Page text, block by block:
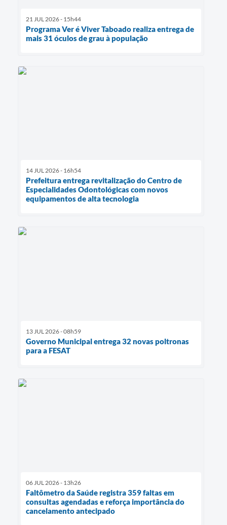
21 JUL 2026 - 15h44
Programa Ver é Viver Taboado realiza entrega de
mais 31 óculos de grau à população
14 JUL 2026 - 16h54
Prefeitura entrega revitalização do Centro de
Especialidades Odontológicas com novos
equipamentos de alta tecnologia
13 JUL 2026 - 08h59
Governo Municipal entrega 32 novas poltronas
para a FESAT
06 JUL 2026 - 13h26
Faltômetro da Saúde registra 359 faltas em
consultas agendadas e reforça importância do
cancelamento antecipado